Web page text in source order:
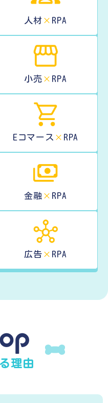
人材 × RPA
小売 × RPA
Eコマース × RPA
金融 × RPA
広告 × RPA
理由